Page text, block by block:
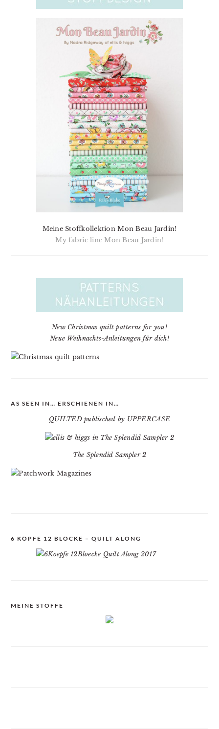
Meine Stoffkollektion Mon Beau Jardin!
My fabric line Mon Beau Jardin!
New Christmas quilt patterns for you!
Neue Weihnachts-Anleitungen für dich!
AS SEEN IN… ERSCHIENEN IN…
QUILTED publisched by UPPERCASE
The Splendid Sampler 2
6 KÖPFE 12 BLÖCKE – QUILT ALONG
MEINE STOFFE